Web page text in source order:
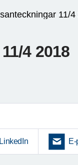
11/4
4 2018
LinkedIn